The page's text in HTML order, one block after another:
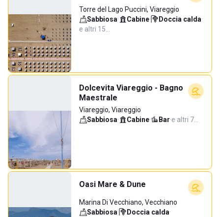
Torre del Lago Puccini, Viareggio
Sabbiosa· Cabine· Doccia calda·
e altri 15…
Dolcevita Viareggio - Bagno
Maestrale
Viareggio, Viareggio
Sabbiosa· Cabine· Bar·e altri 7…
Oasi Mare & Dune
Marina Di Vecchiano, Vecchiano
Sabbiosa· Doccia calda·